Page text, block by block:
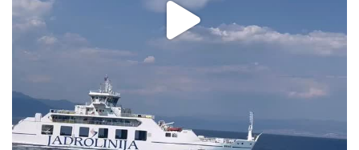
via.carrera
Aug 2